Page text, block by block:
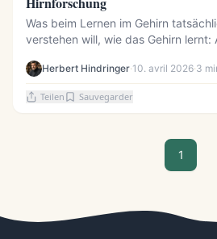
Was beim Lernen im Gehirn
verstehen will, wie das Gehirn lernt:
Herbert Hindringer·10. avril 2026·3
Teilen Sauvegarder
1